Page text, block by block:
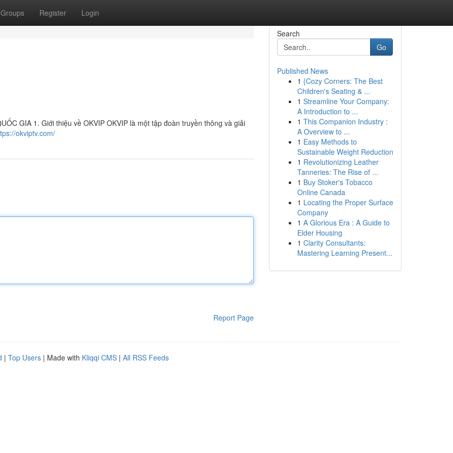
Groups Register Login
GIA 1. Giới thiệu về OKVIP OKVIP là một tập đoàn truyền thông và giải
okviptv.com/
Report Page
Search
Go
Published News
1 {Cozy Corners: The Best
Children's Seating & ...
1 Streamline Your Company:
A Introduction to ...
1 This Companion Industry :
A Overview to ...
1 Easy Methods to
Sustainable Weight Reduction
1 Revolutionizing Leather
Tanneries: The Rise of ...
1 Buy Stoker's Tobacco
Online Canada
1 Locating the Proper Surface
Company
1 A Glorious Era : A Guide to
Elder Housing
1 Clarity Consultants:
Mastering Learning Present...
| Top Users | Made with Kliqqi CMS | All RSS Feeds